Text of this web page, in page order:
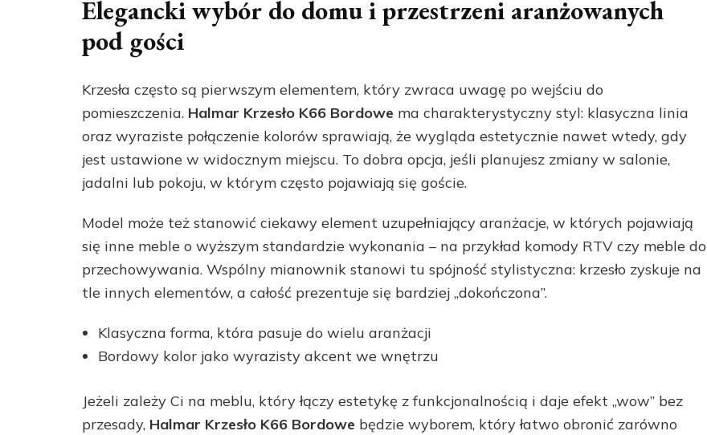
Elegancki wybór do domu i przestrzeni aranżowanych
pod gości
Krzesła często są pierwszym elementem, który zwraca uwagę po wejściu do
pomieszczenia. Halmar Krzesło K66 Bordowe ma charakterystyczny styl: klasyczna linia
oraz wyraziste połączenie kolorów sprawiają, że wygląda estetycznie nawet wtedy, gdy
jest ustawione w widocznym miejscu. To dobra opcja, jeśli planujesz zmiany w salonie,
jadalni lub pokoju, w którym często pojawiają się goście.
Model może też stanowić ciekawy element uzupełniający aranżacje, w których pojawiają
się inne meble o wyższym standardzie wykonania – na przykład komody RTV czy meble do
przechowywania. Wspólny mianownik stanowi tu spójność stylistyczna: krzesło zyskuje na
tle innych elementów, a całość prezentuje się bardziej „dokończona”.
Klasyczna forma, która pasuje do wielu aranżacji
Bordowy kolor jako wyrazisty akcent we wnętrzu
Jeżeli zależy Ci na meblu, który łączy estetykę z funkcjonalnością i daje efekt „wow” bez
przesady, Halmar Krzesło K66 Bordowe będzie wyborem, który łatwo obronić zarówno